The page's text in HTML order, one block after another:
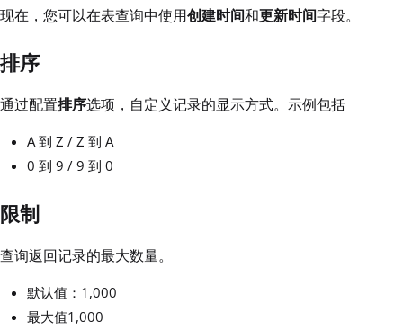
现在，您可以在表查询中使用创建时间和更新时间字段。
排序
通过配置排序选项，自定义记录的显示方式。示例包括
A 到 Z / Z 到 A
0 到 9 / 9 到 0
限制
查询返回记录的最大数量。
默认值：1,000
最大值1,000